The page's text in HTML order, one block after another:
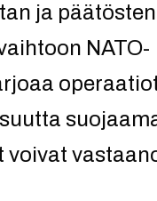
ja
NATO-